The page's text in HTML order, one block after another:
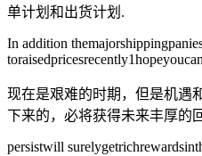
单计划和出货计划.
In addition
现在是艰难的时期，但是机遇
下来的，必将获得未来丰厚的
persistwill